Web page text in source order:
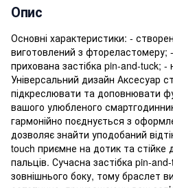
Опис
Основні характеристики: -
виготовлений з фтореластомеру;
прихована застібка pin-and-tuck; -
Універсальний дизайн Аксесуар
підкреслювати та доповнювати
вашого улюбленого
гармонійно поєднується з
дозволяє знайти уподобаний
touch приємне на дотик та стійке
пальців. Сучасна застібка pin-
зовнішнього боку, тому браслет